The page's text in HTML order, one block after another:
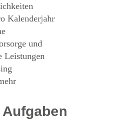
Kalenderjahr
und
Leistungen
Aufgaben